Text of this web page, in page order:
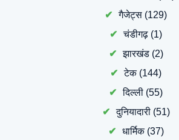
गैजेट्स (129)
चंडीगढ़ (1)
झारखंड(2)
टेक(144)
दिल्ली (55)
दुनियादारी(51)
धार्मिक(37)